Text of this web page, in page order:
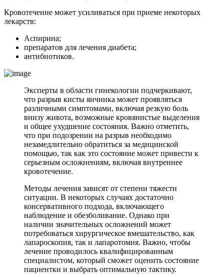
Кровотечение может усиливаться при приеме некоторых
лекарств:
Аспирина;
препаратов для лечения диабета;
антибиотиков.
Эксперты в области гинекологии подчеркивают,
что разрыв кисты яичника может проявляться
различными симптомами, включая резкую боль
внизу живота, возможные кровянистые выделения
и общее ухудшение состояния. Важно отметить,
что при подозрении на разрыв необходимо
незамедлительно обратиться за медицинской
помощью, так как это состояние может привести к
серьезным осложнениям, включая внутреннее
кровотечение.
Методы лечения зависят от степени тяжести
ситуации. В некоторых случаях достаточно
консервативного подхода, включающего
наблюдение и обезболивание. Однако при
наличии значительных осложнений может
потребоваться хирургическое вмешательство, как
лапароскопия, так и лапаротомия. Важно, чтобы
лечение проводилось квалифицированным
специалистом, который сможет оценить состояние
пациентки и выбрать оптимальную тактику.